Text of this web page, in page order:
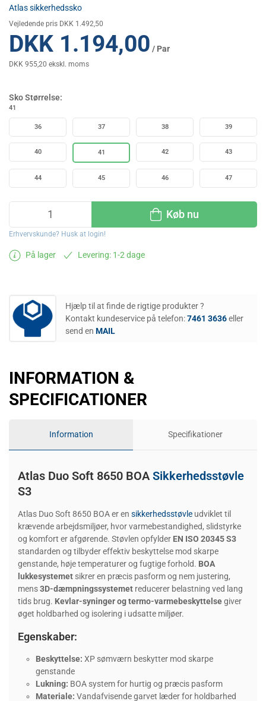
Atlas sikkerhedssko
Vejledende pris DKK 1.492,50
DKK 1.194,00 / Par
DKK 955,20 ekskl. moms
Sko Størrelse:
41
36 37 38 39
40 41 42 43
44 45 46 47
Køb nu
Erhvervskunde? Husk at login!
På lager Levering: 1-2 dage
Hjælp til at finde de rigtige produkter ?
Kontakt kundeservice på telefon:7461 3636eller
send en MAIL
INFORMATION &
SPECIFICATIONER
Information Specifikationer
Atlas Duo Soft 8650 BOA Sikkerhedsstøvle
S3
Atlas Duo Soft 8650 BOA er en sikkerhedsstøvle udviklet til
krævende arbejdsmiljøer, hvor varmebestandighed, slidstyrke
og komfort er afgørende. Støvlen opfylder EN ISO 20345 S3
standarden og tilbyder effektiv beskyttelse mod skarpe
genstande, høje temperaturer og fugtige forhold. BOA
lukkesystemet sikrer en præcis pasform og nem justering,
mens3D-dæmpningssystemet reducerer belastning ved lang
tids brug. Kevlar-syninger og termo-varmebeskyttelsegiver
øget holdbarhed og isolering i udsatte miljøer.
Egenskaber:
Beskyttelse: XP sømværn beskytter mod skarpe
genstande
Lukning: BOA system for hurtig og præcis pasform
Materiale: Vandafvisende garvet læder for holdbarhed